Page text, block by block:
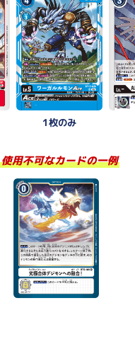
1枚のみ
使用不可なカードの一例